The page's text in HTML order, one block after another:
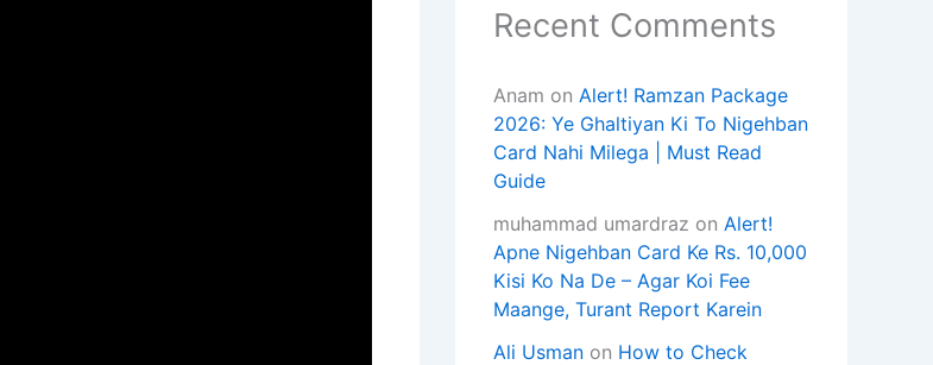
Recent Comments
Anam on Alert! Ramzan Package
2026: Ye Ghaltiyan Ki To Nigehban
Card Nahi Milega | Must Read
Guide
muhammad umardraz on Alert!
Apne Nigehban Card Ke Rs. 10,000
Kisi Ko Na De – Agar Koi Fee
Maange, Turant Report Karein
Ali Usman on How to Check